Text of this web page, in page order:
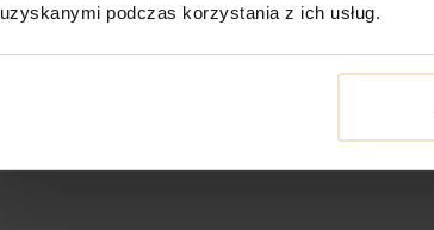
uzyskanymi podczas korzystania z ich usług.